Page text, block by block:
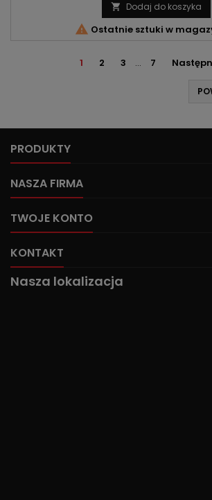
 Dodaj do koszyka
 Ostatnie sztuki w
1 2 3 … 7
PRODUKTY
NASZA FIRMA
TWOJE KONTO
KONTAKT
Nasza lokalizacja